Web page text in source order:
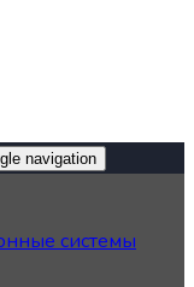
navigation
системы